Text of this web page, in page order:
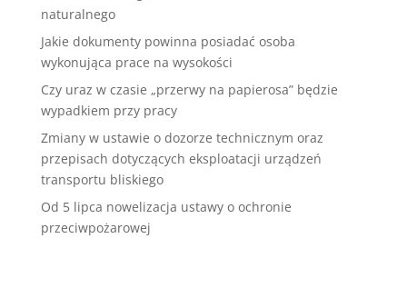
naturalnego
Jakie dokumenty powinna posiadać osoba
wykonująca prace na wysokości
Czy uraz w czasie „przerwy na papierosa” będzie
wypadkiem przy pracy
Zmiany w ustawie o dozorze technicznym oraz
przepisach dotyczących eksploatacji urządzeń
transportu bliskiego
Od 5 lipca nowelizacja ustawy o ochronie
przeciwpożarowej